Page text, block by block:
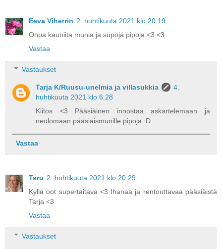
Eeva Viherrin 2. huhtikuuta 2021 klo 20.19
Onpa kauniita munia ja söpöjä pipoja <3 <3
Vastaa
Vastaukset
Tarja K/Ruusu-unelmia ja villasukkia
4.
huhtikuuta 2021 klo 6.28
Kiitos <3 Pääsiäinen innostaa askartelemaan ja
neulomaan pääsiäismunille pipoja :D
Vastaa
Taru 2. huhtikuuta 2021 klo 20.29
Kyllä oot supertaitava <3 Ihanaa ja rentouttavaa pääsiäistä
Tarja <3
Vastaa
Vastaukset